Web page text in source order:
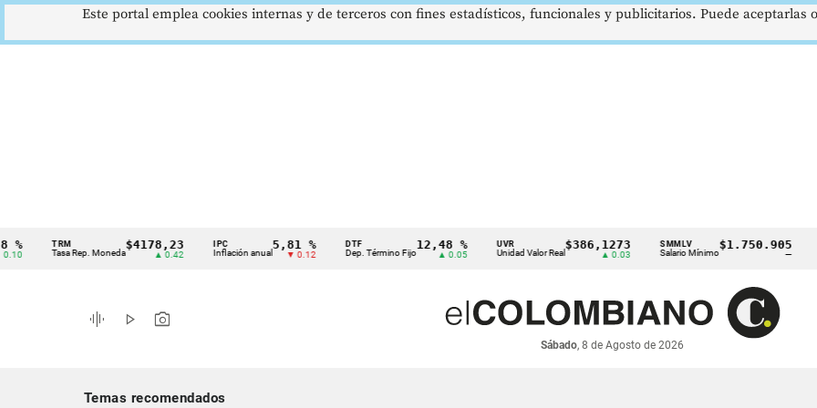
Cintillo
indicadores
económicos
TRM
Tasa Rep. Moneda
$4178,23
▲ 0.42 Inflación anual
5,81 %
▼ 0.12
DTF
Dep. Término Fijo
12,48 %
▲ 0.05
UVR
Unidad Valor Real
$386,1273 SMMLV
Salario Mínimo
$1.750.905
graphic_eq play_arrow photo_camera
Sábado, 8 de Agosto de 2026
Temas recomendados
Este portal emplea cookies internas y de terceros con fines estadísticos, funcionales y publicitarios. Puede aceptarlas